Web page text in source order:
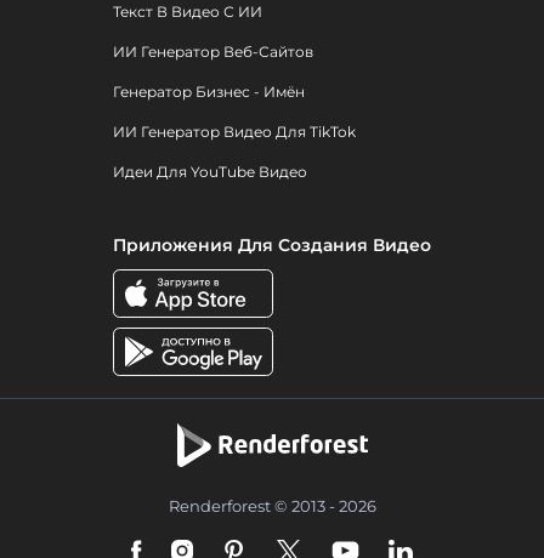
Текст В Видео С ИИ
ИИ Генератор Веб-Сайтов
Генератор Бизнес - Имён
ИИ Генератор Видео Для TikTok
Идеи Для YouTube Видео
Приложения Для Создания Видео
Renderforest © 2013 - 2026